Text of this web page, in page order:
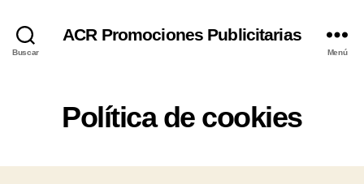
Buscar
ACR Promociones Publicitarias
Menú
Política de cookies